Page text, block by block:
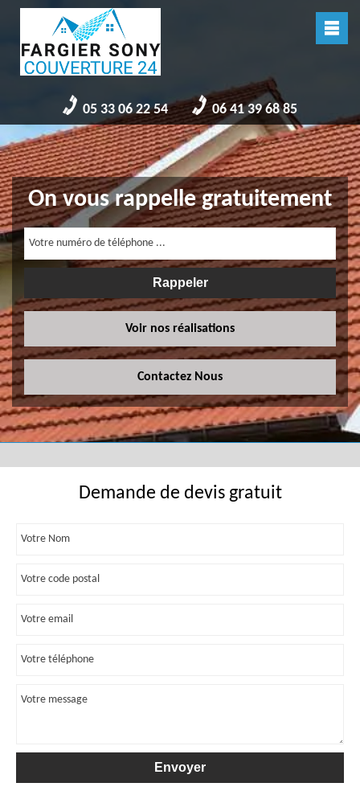
05 33 06 22 54 06 41 39 68 85
On vous rappelle gratuitement
Voir nos réalisations
Contactez Nous
Demande de devis gratuit